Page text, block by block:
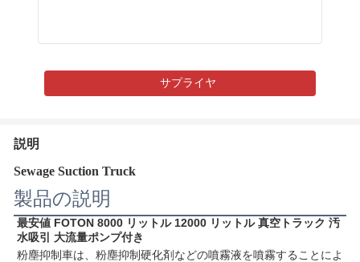
サプライヤ
説明
Sewage Suction Truck
製品の説明
最安値 FOTON 8000 リットル 12000 リットル 真空トラック 汚
水吸引 大流量ポンプ付き
粉塵抑制車は、粉塵抑制硬化剤などの噴霧液を噴霧することによ